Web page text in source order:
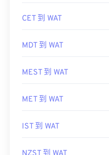
CET 到 WAT
MDT 到 WAT
MEST 到 WAT
MET 到 WAT
IST 到 WAT